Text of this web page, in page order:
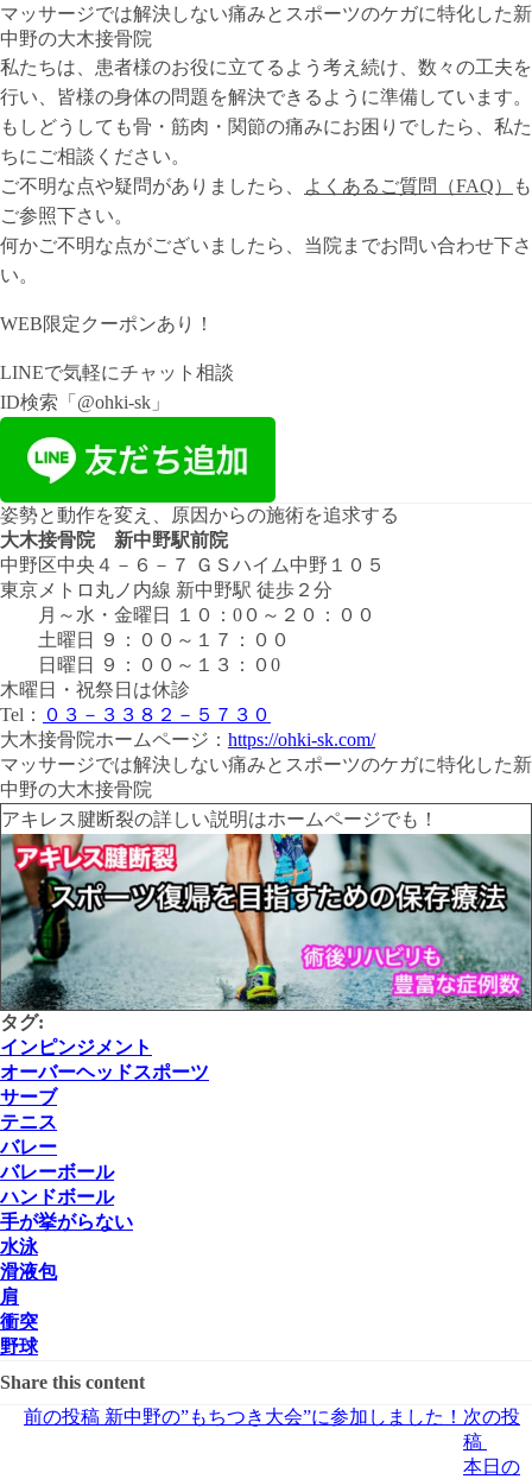
マッサージでは解決しない痛みとスポーツのケガに特化した新
中野の大木接骨院
私たちは、患者様のお役に立てるよう考え続け、数々の工夫を
行い、皆様の身体の問題を解決できるように準備しています。
もしどうしても骨・筋肉・関節の痛みにお困りでしたら、私た
ちにご相談ください。
ご不明な点や疑問がありましたら、
よくあるご質問（FAQ）
も
ご参照下さい。
何かご不明な点がございましたら、当院までお問い合わせ下さ
い。
WEB限定クーポンあり！
LINEで気軽にチャット相談
ID検索「@ohki-sk」
姿勢と動作を変え、原因からの施術を追求する
大木接骨院 新中野駅前院
中野区中央４－６－７ ＧＳハイム中野１０５
東京メトロ丸ノ内線 新中野駅 徒歩２分
月～水・金曜日
１０：0０ ～ ２０：００
土曜日
９：００ ～ １７：００
日曜日
９：００ ～ １３：０0
木曜日・祝祭日は休診
Tel： ０３－３３８２－５７３０
大木接骨院ホームページ： https://ohki-sk.com/
マッサージでは解決しない痛みとスポーツのケガに特化した新
中野の大木接骨院
アキレス腱断裂の詳しい説明はホームページでも！
タグ:
インピンジメント
オーバーヘッドスポーツ
サーブ
テニス
バレー
バレーボール
ハンドボール
手が挙がらない
水泳
滑液包
肩
衝突
野球
Share this content
前の投稿 新中野の”もちつき大会”に参加しました！ 次の投
稿
本日の